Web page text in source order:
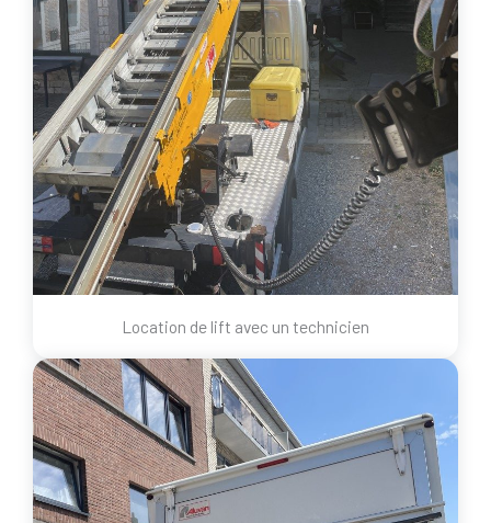
Location de lift avec un technicien